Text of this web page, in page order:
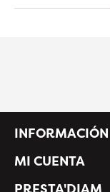
INFORMACIÓN
MI CUENTA